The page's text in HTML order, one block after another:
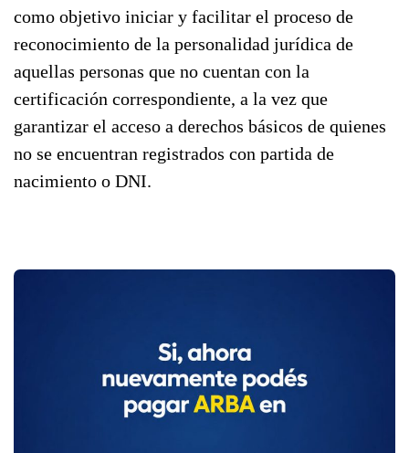
como objetivo iniciar y facilitar el proceso de
reconocimiento de la personalidad jurídica de
aquellas personas que no cuentan con la
certificación correspondiente, a la vez que
garantizar el acceso a derechos básicos de quienes
no se encuentran registrados con partida de
nacimiento o DNI.